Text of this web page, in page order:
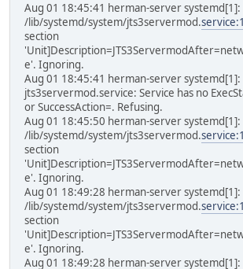
Aug 01 18:45:41 herman-server systemd[1]:
/lib/systemd/system/jts3servermod.
section
e'. Ignoring.
Aug 01 18:45:41 herman-server systemd[1]:
jts3servermod.service: Service has no
or SuccessAction=. Refusing.
Aug 01 18:45:50 herman-server systemd[1]:
/lib/systemd/system/jts3servermod.
section
e'. Ignoring.
Aug 01 18:49:28 herman-server systemd[1]:
/lib/systemd/system/jts3servermod.
section
e'. Ignoring.
Aug 01 18:49:28 herman-server systemd[1]: